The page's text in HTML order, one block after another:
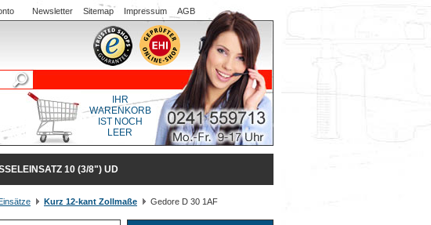
Newsletter Sitemap Impressum AGB
IHR
WARENKORB
IST NOCH
LEER
10 (3/8") UD
Kurz 12-kant Zollmaße
Gedore D 30 1AF